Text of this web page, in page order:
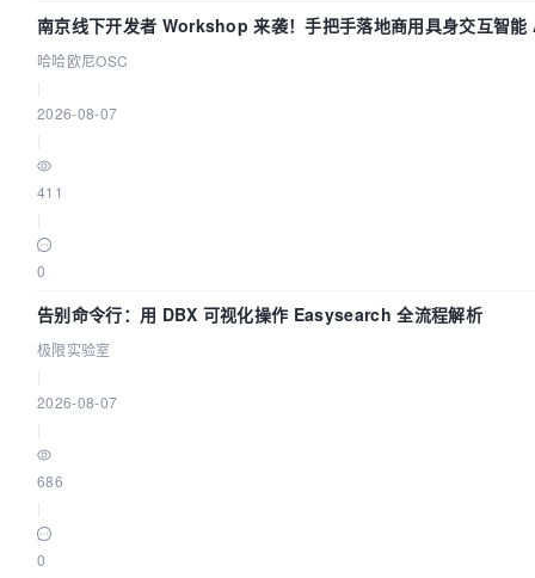
南京线下开发者 Workshop 来袭！手把手落地商用具身交互智
哈哈欧尼OSC
2026-08-07
411
0
告别命令行：用 DBX 可视化操作 Easysearch 全流程解析
极限实验室
2026-08-07
686
0